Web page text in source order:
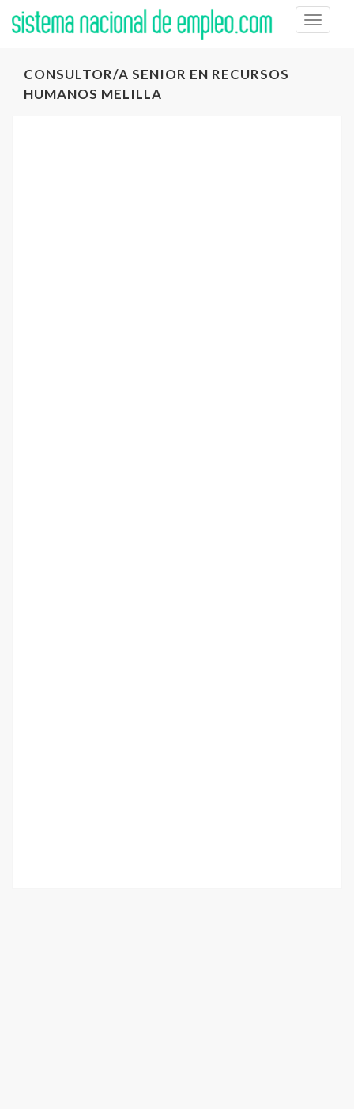
Toggle
CONSULTOR/A SENIOR EN RECURSOS
HUMANOS MELILLA